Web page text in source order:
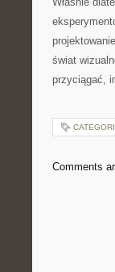
świat
przyciągać,
Comments